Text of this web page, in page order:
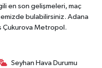
en son gelişmeleri, maç
bulabilirsiniz. Adana
Çukurova Metropol.
Seyhan Hava Durumu